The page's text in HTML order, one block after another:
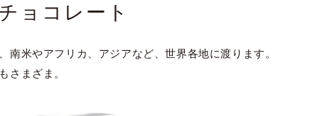
ョコレート
南米やアフリカ、アジアなど、世界各地に渡ります。
さまざま。